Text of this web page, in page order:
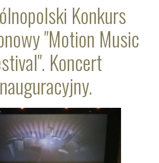
Konkurs
"Motion Music
Koncert